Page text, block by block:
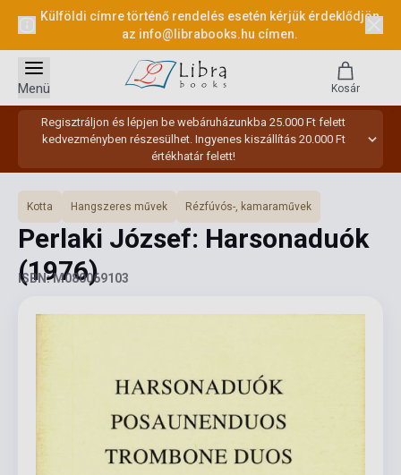
Külföldi címre történő rendelés esetén kérjük érdeklődjön
az info@librabooks.hu címen.
Regisztráljon és lépjen be webáruházunkba 25.000 Ft felett
kedvezményben részesülhet. Ingyenes kiszállítás 20.000 Ft
értékhatár felett!
Menü Kosár
Kotta Hangszeres művek Rézfúvós-, kamaraművek
Perlaki József: Harsonaduók
(1976)
ISBN: M080069103